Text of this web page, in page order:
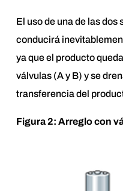
El uso de una de las
conducirá
ya que el producto
válvulas (A y B) y se
transferencia del
Figura 2: Arreglo con